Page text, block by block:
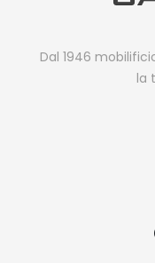
Dal 1946
la